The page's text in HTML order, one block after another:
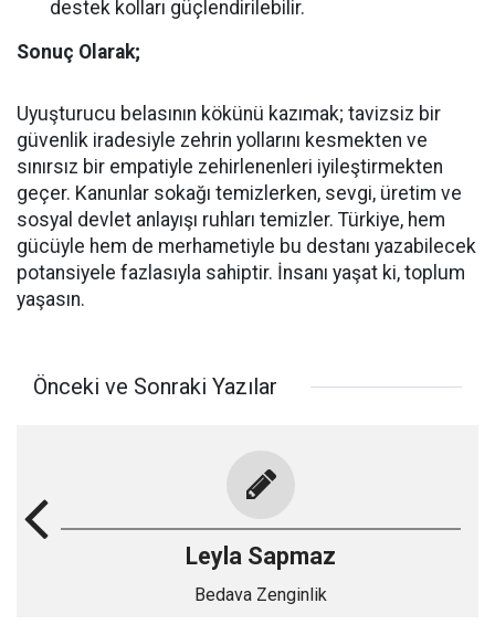
destek kolları güçlendirilebilir.
Sonuç Olarak;
​Uyuşturucu belasının kökünü kazımak; tavizsiz bir
güvenlik iradesiyle zehrin yollarını kesmekten ve
sınırsız bir empatiyle zehirlenenleri iyileştirmekten
geçer. Kanunlar sokağı temizlerken, sevgi, üretim ve
sosyal devlet anlayışı ruhları temizler. Türkiye, hem
gücüyle hem de merhametiyle bu destanı yazabilecek
potansiyele fazlasıyla sahiptir. İnsanı yaşat ki, toplum
yaşasın.
Önceki ve Sonraki Yazılar
Leyla Sapmaz
Bedava Zenginlik